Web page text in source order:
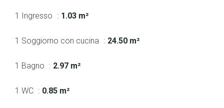
1 Ingresso 1.03 m²
1 Soggiorno con cucina 24.50 m²
1 Bagno 2.97 m²
1 WC 0.85 m²